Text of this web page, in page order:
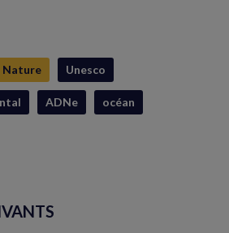
Nature Unesco
ADNe océan